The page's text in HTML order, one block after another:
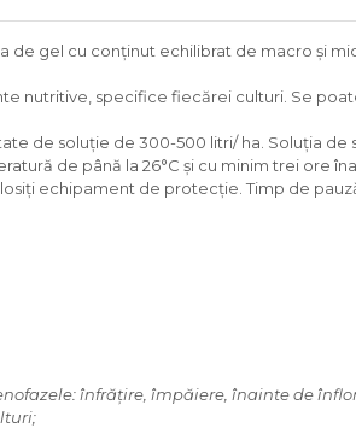
de gel cu conţinut echilibrat de macro şi
nutritive, specifice fiecărei culturi. Se
de soluţie de 300-500 litri/ ha. Soluţia
de până la 26°C şi cu minim trei ore
echipament de protecţie. Timp de
înfrăţire, împăiere, înainte de